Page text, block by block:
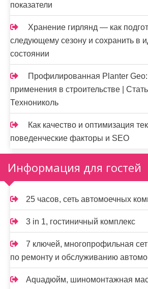
показатели
Хранение гирлянд — как
следующему сезону и сохранить в
состоянии
Профилированная Planter
применения в строительстве |
Технониколь
Как качество и оптимизация
поведенческие факторы и SEO
Информация для гостей
25 часов, сеть автомоечных
3 in 1, гостиничный комплекс
7 ключей, многопрофильная
по ремонту и обслуживанию
Aquaдюйм, шиномонтажная